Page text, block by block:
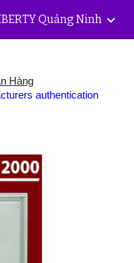
Quảng Ninh
Hàng
authentication